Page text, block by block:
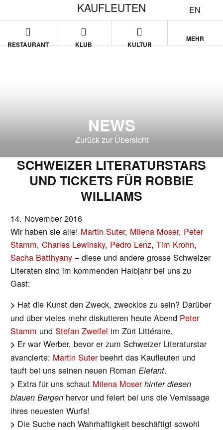
EN
KAUFLEUTEN
RESTAURANT KLUB KULTUR
MEHR
NEWS
Zurück zur Übersicht
SCHWEIZER LITERATURSTARS
UND TICKETS FÜR ROBBIE
WILLIAMS
14. November 2016
Wir haben sie alle! Martin Suter, Milena Moser, Peter
Stamm,Charles Lewinsky, Pedro Lenz,Tim Krohn,
Sacha Batthyany – diese und andere grosse Schweizer
Literaten sind im kommenden Halbjahr bei uns zu
Gast:
> Hat die Kunst den Zweck, zwecklos zu sein? Darüber
und über vieles mehr diskutieren heute Abend Peter
Stamm undStefan Zweifel im Züri Littéraire.
> Er war Werber, bevor er zum Schweizer Literaturstar
avancierte: Martin Suterbeehrt das Kaufleuten und
tauft bei uns seinen neuen RomanElefant.
> Extra für uns schaut Milena Moser hinter diesen
blauen Bergen hervor und feiert bei uns die Vernissage
ihres neuesten Wurfs!
> Die Suche nach Wahrhaftigkeit beschäftigt sowohl